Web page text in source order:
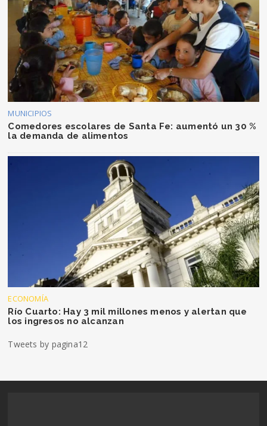
MUNICIPIOS
Comedores escolares de Santa Fe: aumentó un 30 %
la demanda de alimentos
ECONOMÍA
Río Cuarto: Hay 3 mil millones menos y alertan que
los ingresos no alcanzan
Tweets by pagina12